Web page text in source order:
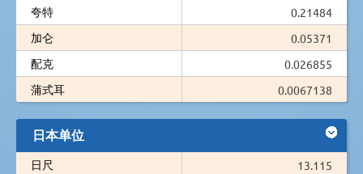
夸特
0.21484
加仑
0.05371
配克
0.026855
蒲式耳
0.0067138
日本单位
日尺
13.115